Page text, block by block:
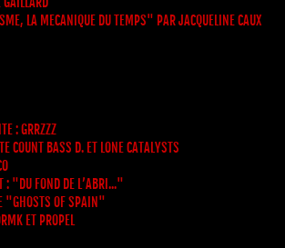
LA MECANIQUE DU TEMPS" PAR JACQUELINE CAUX
: GRRZZZ
COUNT BASS D. ET LONE CATALYSTS
: "DU FOND DE L’ABRI..."
"GHOSTS OF SPAIN"
ET PROPEL